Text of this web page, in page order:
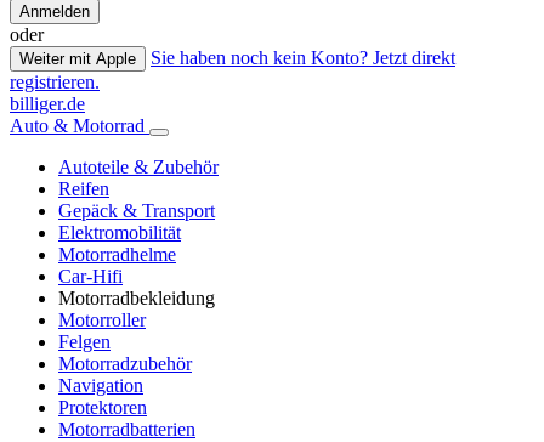
Anmelden
oder
Weiter mit Apple
Sie haben noch kein Konto? Jetzt direkt
registrieren.
billiger.de
Auto & Motorrad
Autoteile & Zubehör
Reifen
Gepäck & Transport
Elektromobilität
Motorradhelme
Car-Hifi
Motorradbekleidung
Motorroller
Felgen
Motorradzubehör
Navigation
Protektoren
Motorradbatterien